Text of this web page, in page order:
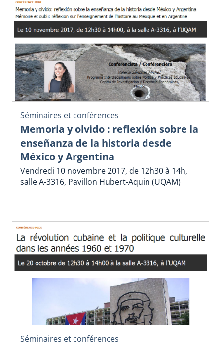
Séminaires et conférences
Memoria y olvido : reflexión sobre la
enseñanza de la historia desde
México y Argentina
Vendredi 10 novembre 2017, de 12h30 à 14h,
salle A-3316, Pavillon Hubert-Aquin (UQAM)
Séminaires et conférences